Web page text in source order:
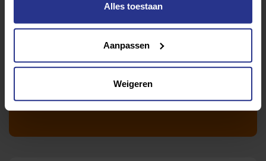
Alles toestaan
Aanpassen
Weigeren
vind je gemakkelijk jouw favoriete sport of activiteit.
Met meer dan 4250 sportclubs is er altijd een sport
die bij je past.